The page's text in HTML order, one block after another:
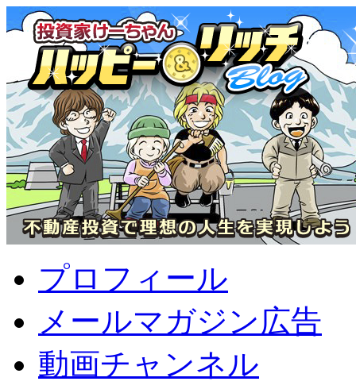
プロフィール
メールマガジン広告
動画チャンネル